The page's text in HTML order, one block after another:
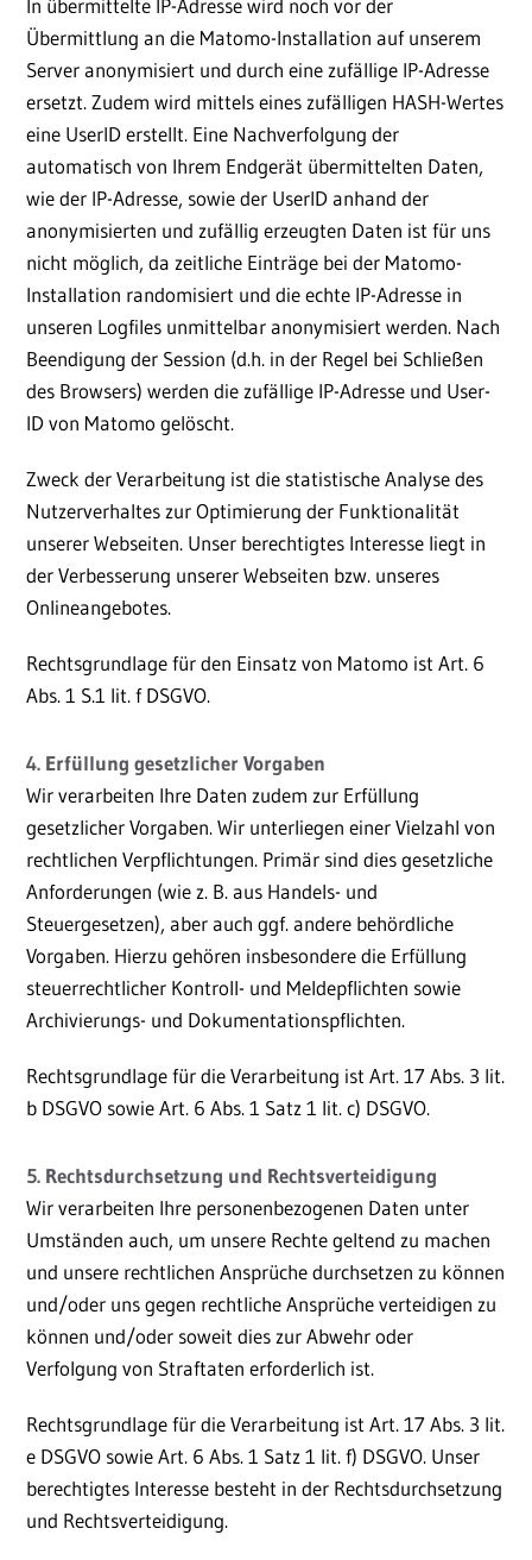
In übermittelte IP-Adresse wird noch vor der
Übermittlung an die Matomo-Installation auf unserem
Server anonymisiert und durch eine zufällige IP-Adresse
ersetzt. Zudem wird mittels eines zufälligen HASH-Wertes
eine UserID erstellt. Eine Nachverfolgung der
automatisch von Ihrem Endgerät übermittelten Daten,
wie der IP-Adresse, sowie der UserID anhand der
anonymisierten und zufällig erzeugten Daten ist für uns
nicht möglich, da zeitliche Einträge bei der Matomo-
Installation randomisiert und die echte IP-Adresse in
unseren Logfiles unmittelbar anonymisiert werden. Nach
Beendigung der Session (d.h. in der Regel bei Schließen
des Browsers) werden die zufällige IP-Adresse und User-
ID von Matomo gelöscht.
Zweck der Verarbeitung ist die statistische Analyse des
Nutzerverhaltes zur Optimierung der Funktionalität
unserer Webseiten. Unser berechtigtes Interesse liegt in
der Verbesserung unserer Webseiten bzw. unseres
Onlineangebotes.
Rechtsgrundlage für den Einsatz von Matomo ist Art. 6
Abs. 1 S.1 lit. f DSGVO.
4. Erfüllung gesetzlicher Vorgaben
Wir verarbeiten Ihre Daten zudem zur Erfüllung
gesetzlicher Vorgaben. Wir unterliegen einer Vielzahl von
rechtlichen Verpflichtungen. Primär sind dies gesetzliche
Anforderungen (wie z. B. aus Handels- und
Steuergesetzen), aber auch ggf. andere behördliche
Vorgaben. Hierzu gehören insbesondere die Erfüllung
steuerrechtlicher Kontroll- und Meldepflichten sowie
Archivierungs- und Dokumentationspflichten.
Rechtsgrundlage für die Verarbeitung ist Art. 17 Abs. 3 lit.
b DSGVO sowie Art. 6 Abs. 1 Satz 1 lit. c) DSGVO.
5. Rechtsdurchsetzung und Rechtsverteidigung
Wir verarbeiten Ihre personenbezogenen Daten unter
Umständen auch, um unsere Rechte geltend zu machen
und unsere rechtlichen Ansprüche durchsetzen zu können
und/oder uns gegen rechtliche Ansprüche verteidigen zu
können und/oder soweit dies zur Abwehr oder
Verfolgung von Straftaten erforderlich ist.
Rechtsgrundlage für die Verarbeitung ist Art. 17 Abs. 3 lit.
e DSGVO sowie Art. 6 Abs. 1 Satz 1 lit. f) DSGVO. Unser
berechtigtes Interesse besteht in der Rechtsdurchsetzung
und Rechtsverteidigung.